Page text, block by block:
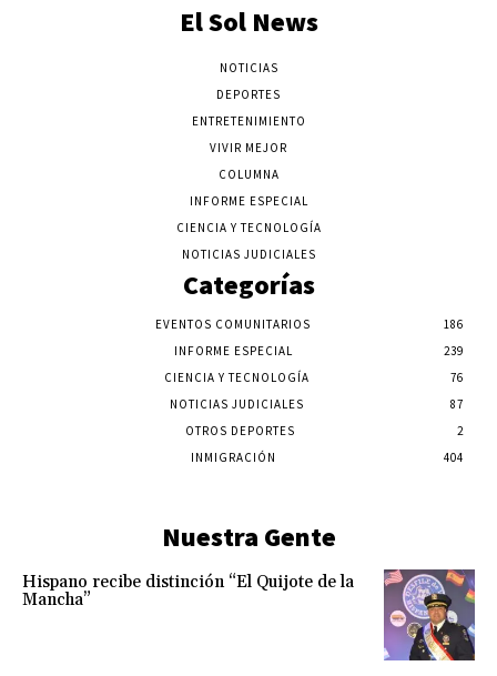
El Sol News
NOTICIAS
DEPORTES
ENTRETENIMIENTO
VIVIR MEJOR
COLUMNA
INFORME ESPECIAL
CIENCIA Y TECNOLOGÍA
NOTICIAS JUDICIALES
Categorías
EVENTOS COMUNITARIOS
186
INFORME ESPECIAL
239
CIENCIA Y TECNOLOGÍA
76
NOTICIAS JUDICIALES
87
OTROS DEPORTES
2
INMIGRACIÓN
404
Nuestra Gente
Hispano recibe distinción “El Quijote de la
Mancha”